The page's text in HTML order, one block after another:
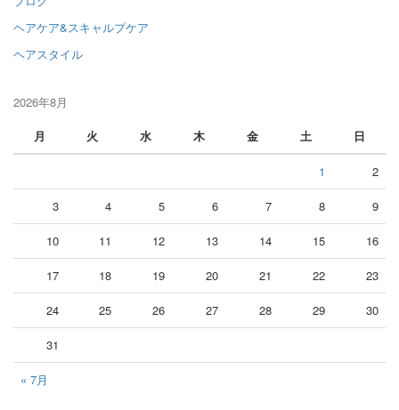
ヘアケア&スキャルプケア
ヘアスタイル
2026年8月
月
火 水 木 金 土 日
« 7月
1 2
3 4 5 6 7 8 9
10 11 12 13 14 15 16
17 18 19 20 21 22 23
24 25 26 27 28 29 30
31